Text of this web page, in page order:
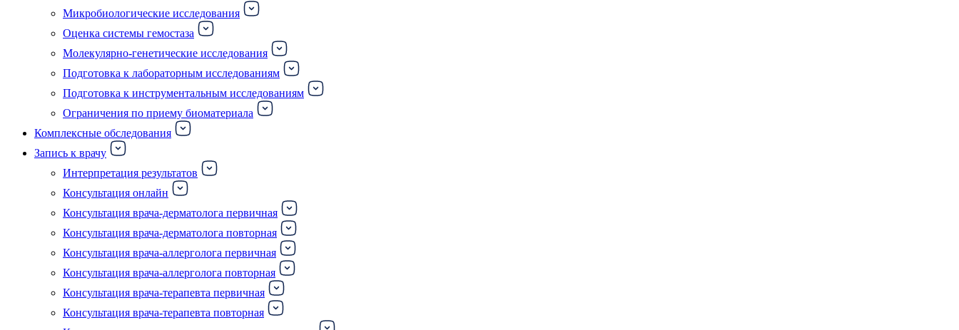
Микробиологические исследования
Оценка системы гемостаза
Молекулярно-генетические исследования
Подготовка к лабораторным исследованиям
Подготовка к инструментальным исследованиям
Ограничения по приему биоматериала
Комплексные обследования
Запись к врачу
Интерпретация результатов
Консультация онлайн
Консультация врача-дерматолога первичная
Консультация врача-дерматолога повторная
Консультация врача-аллерголога первичная
Консультация врача-аллерголога повторная
Консультация врача-терапевта первичная
Консультация врача-терапевта повторная